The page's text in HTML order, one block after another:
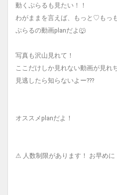
動くぷらるも見たい！！
わがままを言えば、もっと♡もっ
ぷらるの動画planだよ🐺
写真も沢山見れて！
ここだけしか見れない動画が見れ
見逃したら知らないよー???
オススメplanだよ！
⚠︎ 人数制限があります！ お早めに